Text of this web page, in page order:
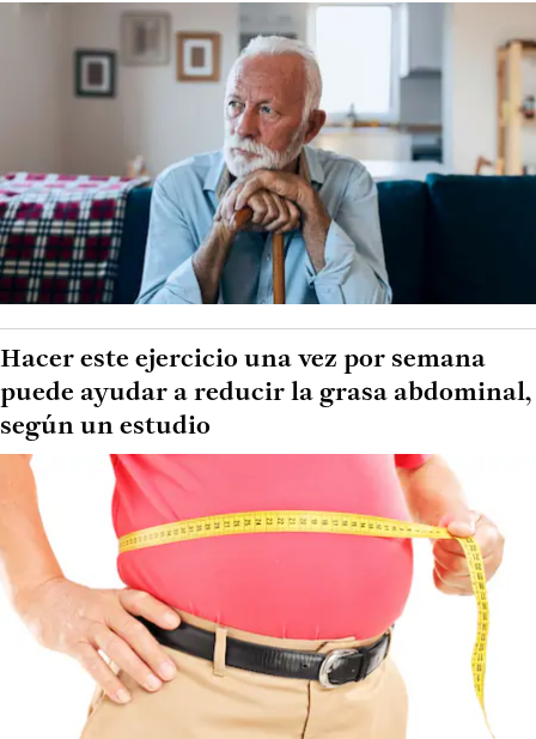
Hacer este ejercicio una vez por semana
puede ayudar a reducir la grasa abdominal,
según un estudio